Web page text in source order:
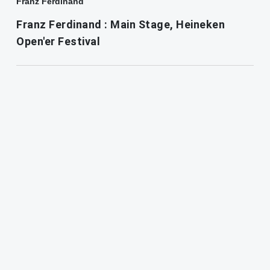
Franz Ferdinand : Main Stage, Heineken
Open'er Festival